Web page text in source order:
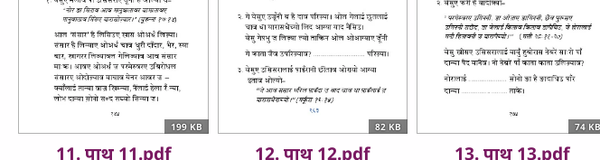
199 KB
11. पाथ 11.pdf
82 KB
12. पाथ 12.pdf
74 KB
13. पाथ 13.pdf